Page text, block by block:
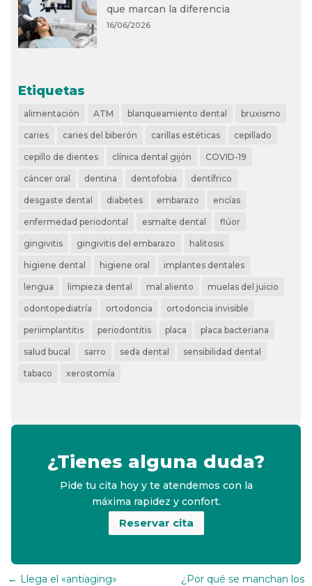
que marcan la diferencia
16/06/2026
Etiquetas
alimentación ATM blanqueamiento dental bruxismo
caries caries del biberón carillas estéticas cepillado
cepillo de dientes clínica dental gijón COVID-19
cáncer oral dentina dentofobia dentífrico
desgaste dental diabetes embarazo encías
enfermedad periodontal esmalte dental flúor
gingivitis gingivitis del embarazo halitosis
higiene dental higiene oral implantes dentales
lengua limpieza dental mal aliento muelas del juicio
odontopediatría ortodoncia ortodoncia invisible
periimplantitis periodontitis placa placa bacteriana
salud bucal sarro seda dental sensibilidad dental
tabaco xerostomía
¿Tienes alguna duda?
Pide tu cita hoy y te atendemos con la
máxima rapidez y confort.
Reservar cita
← Llega el «antiaging»
¿Por qué se manchan los